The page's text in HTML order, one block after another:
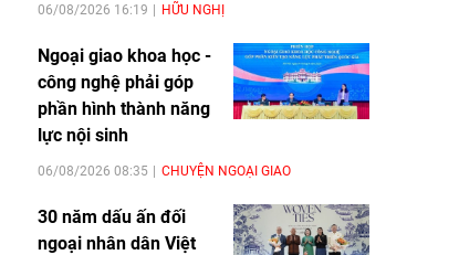
06/08/2026 16:19 HỮU NGHỊ
Ngoại giao khoa học -
công nghệ phải góp
phần hình thành năng
lực nội sinh
06/08/2026 08:35 CHUYỆN NGOẠI GIAO
30 năm dấu ấn đối
ngoại nhân dân Việt